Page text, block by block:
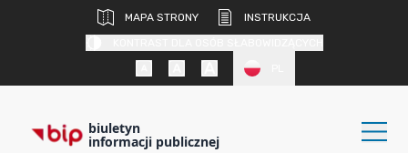
MAPA STRONY
INSTRUKCJA
biuletyn
informacji publicznej